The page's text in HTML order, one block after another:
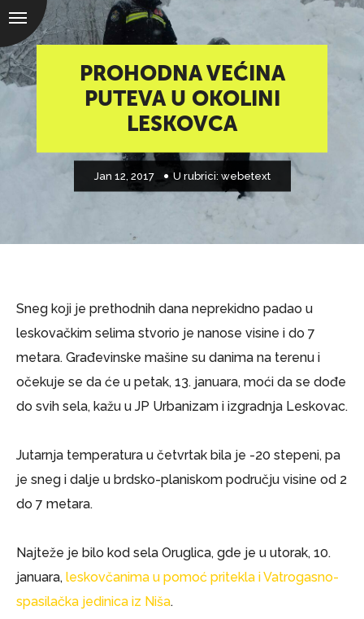
PROHODNA VEĆINA
PUTEVA U OKOLINI
LESKOVCA
Jan 12, 2017 U rubrici: webetext
Sneg koji je prethodnih dana neprekidno padao u
leskovačkim selima stvorio je nanose visine i do 7
metara. Građevinske mašine su danima na terenu i
očekuje se da će u petak, 13. januara, moći da se dođe
do svih sela, kažu u JP Urbanizam i izgradnja Leskovac.
Jutarnja temperatura u četvrtak bila je -20 stepeni, pa
je sneg i dalje u brdsko-planiskom području visine od 2
do 7 metara.
Najteže je bilo kod sela Oruglica, gde je u utorak, 10.
januara, leskovčanima u pomoć pritekla i Vatrogasno-
spasilačka jedinica iz Niša.